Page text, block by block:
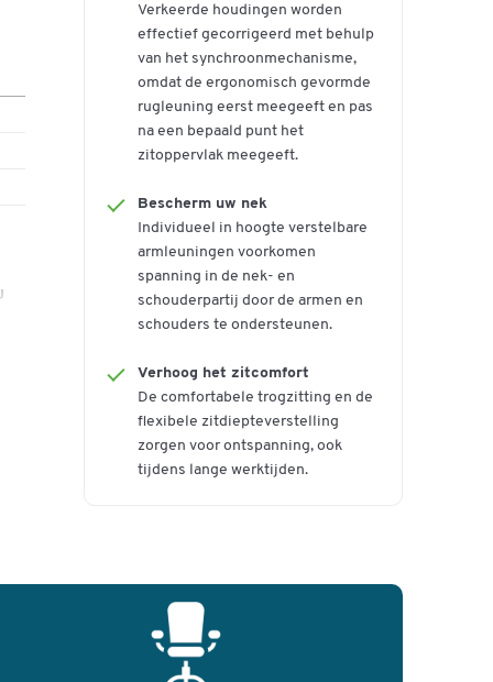
Verkeerde houdingen worden
effectief gecorrigeerd met behulp
van het synchroonmechanisme,
omdat de ergonomisch gevormde
rugleuning eerst meegeeft en pas
na een bepaald punt het
zitoppervlak meegeeft.
Bescherm uw nek
Individueel in hoogte verstelbare
armleuningen voorkomen
spanning in de nek- en
schouderpartij door de armen en
schouders te ondersteunen.
Verhoog het zitcomfort
De comfortabele trogzitting en de
flexibele zitdiepteverstelling
zorgen voor ontspanning, ook
tijdens lange werktijden.